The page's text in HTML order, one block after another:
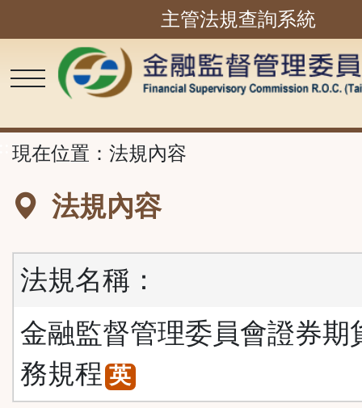
內
容
主管法規查詢系統
現在位置： 法規內容
法規內容
法規名稱：
金融監督管理委員會證券期
務規程 英